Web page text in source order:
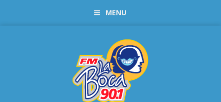
MENU